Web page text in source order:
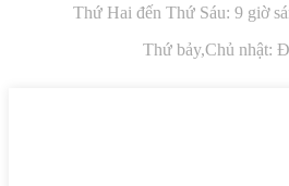
Thứ Hai đến Thứ Sáu: 9 giờ
Thứ bảy,Chủ nhật: